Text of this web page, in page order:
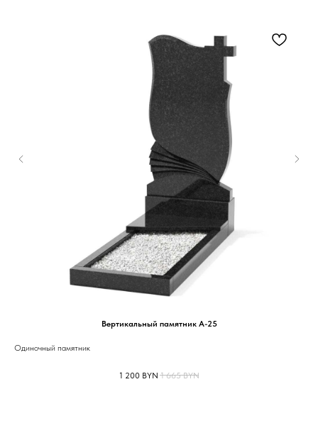
Вертикальный памятник А-25
Одиночный памятник
1 200 BYN 1 665 BYN